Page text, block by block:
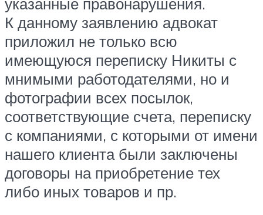
К данному заявлению адвокат
приложил не только всю
имеющуюся переписку Никиты с
мнимыми работодателями, но и
фотографии всех посылок,
соответствующие счета, переписку
с компаниями, с которыми от имени
нашего клиента были заключены
договоры на приобретение тех
либо иных товаров и пр.